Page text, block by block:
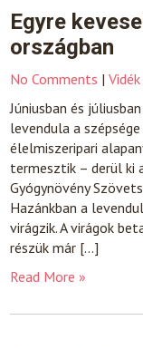
Egyre
országban
No Comments |Vidék
Júniusban és
levendula a
élelmiszeripari
termesztik – derül ki
Gyógynövény
Hazánkban a
virágzik. A virágok
részük már […]
Read More »